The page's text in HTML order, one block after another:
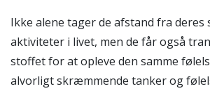
Ikke alene tager de afstand fra deres
aktiviteter i livet, men de får også
stoffet for at opleve den samme
alvorligt skræmmende tanker og